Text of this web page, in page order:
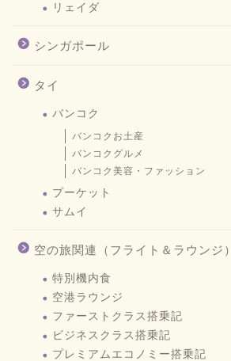
リェイダ
シンガポール
タイ
バンコク
バンコクお土産
バンコクグルメ
バンコク美容・ファッション
プーケット
サムイ
空の旅関連（フライト＆ラウンジ）
特別機内食
空港ラウンジ
ファーストクラス搭乗記
ビジネスクラス搭乗記
プレミアムエコノミー搭乗記